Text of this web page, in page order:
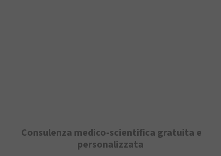
Consulenza medico-scientifica gratuita e
personalizzata